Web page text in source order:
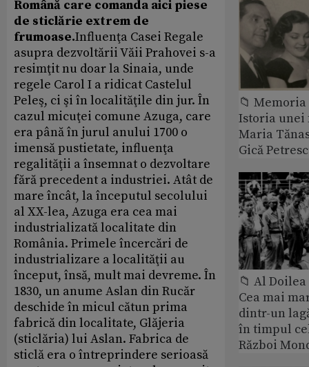
Română care comanda aici piese
de sticlărie extrem de
frumoase.Influenţa Casei Regale
asupra dezvoltării Văii Prahovei s-a
resimţit nu doar la Sinaia, unde
regele Carol I a ridicat Castelul
Peleş, ci şi în localităţile din jur. În
cazul micuţei comune Azuga, care
era până în jurul anului 1700 o
imensă pustietate, influenţa
regalităţii a însemnat o dezvoltare
fără precedent a industriei. Atât de
mare încât, la începutul secolului
al XX-lea, Azuga era cea mai
industrializată localitate din
România. Primele încercări de
industrializare a localităţii au
început, însă, mult mai devreme. În
1830, un anume Aslan din Rucăr
deschide în micul cătun prima
fabrică din localitate, Glăjeria
(sticlăria) lui Aslan. Fabrica de
sticlă era o întreprindere serioasă
📁
Istoria
Maria
Gică
📁 Al
Cea mai
dintr-un
în timpul
Război